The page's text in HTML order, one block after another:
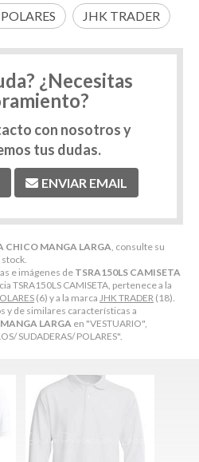
CHICO MANGA LARGA, consulte su
e imágenes de TSRA150LS CAMISETA
TSRA150LS CAMISETA, pertenece a la
(6) y a la marca JHK TRADER (18).
y de similares características a
LARGA en "VESTUARIO",
SUDADERAS/ POLARES".
JHK TRADER
¿Necesitas
con nosotros y
tus dudas.
ENVIAR EMAIL